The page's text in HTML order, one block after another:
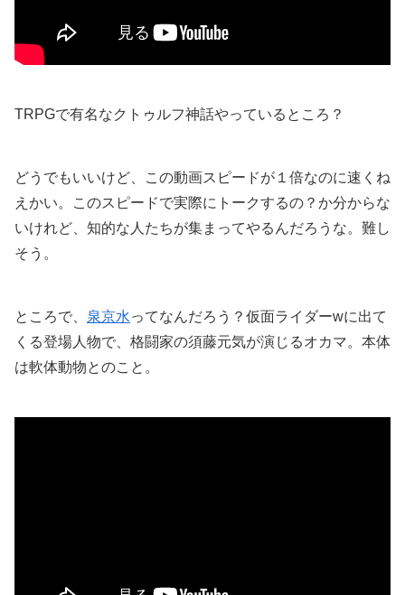
TRPGで有名なクトゥルフ神話やっているところ？
どうでもいいけど、この動画スピードが１倍なのに速くね
えかい。このスピードで実際にトークするの？か分からな
いけれど、知的な人たちが集まってやるんだろうな。難し
そう。
ところで、 泉京水ってなんだろう？仮面ライダーwに出て
くる登場人物で、格闘家の須藤元気が演じるオカマ。本体
は軟体動物とのこと。